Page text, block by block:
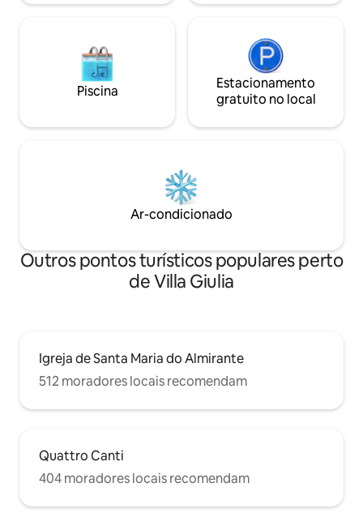
Piscina
Estacionamento
gratuito no local
Ar-condicionado
Outros pontos turísticos populares perto
de Villa Giulia
Igreja de Santa Maria do Almirante
512 moradores locais recomendam
Quattro Canti
404 moradores locais recomendam